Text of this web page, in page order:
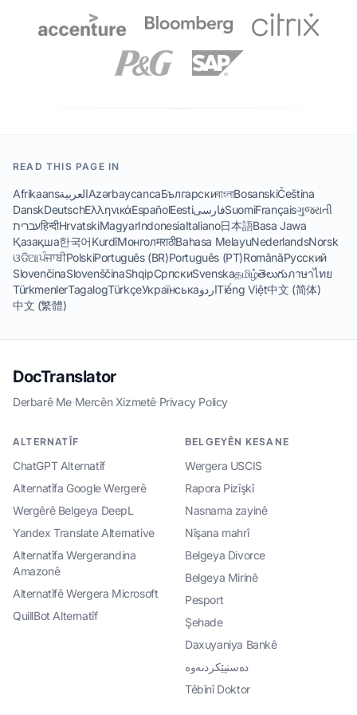
READ THIS PAGE IN
AfrikaansالعربيةAzərbaycancaБългарскиবাংলাBosanskiČeština
DanskDeutschΕλληνικάEspañolEestiفارسیSuomiFrançaisગુજરાતી
עבריתहिन्दीHrvatskiMagyarIndonesiaItaliano日本語Basa Jawa
Қазақша한국어KurdîМонголमराठीBahasa MelayuNederlandsNorsk
ଓଡିଆਪੰਜਾਬੀPolskiPortuguês (BR)Português (PT)RomânăРусский
SlovenčinaSlovenščinaShqipСрпскиSvenskaதமிழ்తెలుగుภาษาไทย
TürkmenlerTagalogTürkçeУкраїнськаاردوTiếng Việt中文 (简体)
中文 (繁體)
DocTranslator
Derbarê Me·Mercên Xizmetê·Privacy Policy
ALTERNATÎF
ChatGPT Alternatîf
Alternatîfa Google Wergerê
Wergêrê Belgeya DeepL
Yandex Translate Alternative
Alternatîfa Wergerandina
Amazonê
Alternatîfê Wergera Microsoft
QuillBot Alternatîf
BELGEYÊN KESANE
Wergera USCIS
Rapora Pizîşkî
Nasnama zayinê
Nîşana mahrî
Belgeya Divorce
Belgeya Mirinê
Pesport
Şehade
Daxuyaniya Bankê
دەستپێکردنەوە
Têbînî Doktor